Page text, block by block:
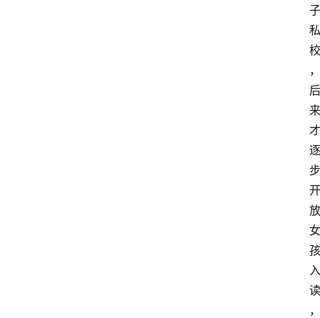
子
私
校
，
后
来
才
逐
步
开
放
女
孩
入
读
，